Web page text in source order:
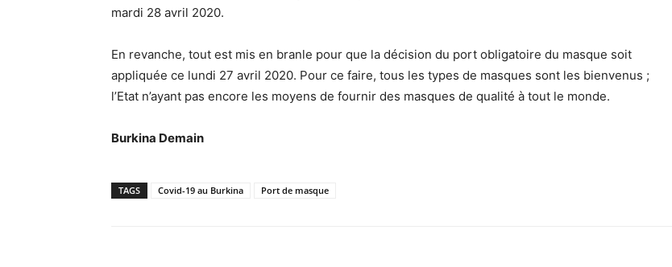
mardi 28 avril 2020.
En revanche, tout est mis en branle pour que la décision du port obligatoire du masque soit
appliquée ce lundi 27 avril 2020. Pour ce faire, tous les types de masques sont les bienvenus ;
l’Etat n’ayant pas encore les moyens de fournir des masques de qualité à tout le monde.
Burkina Demain
TAGS Covid-19 au Burkina Port de masque